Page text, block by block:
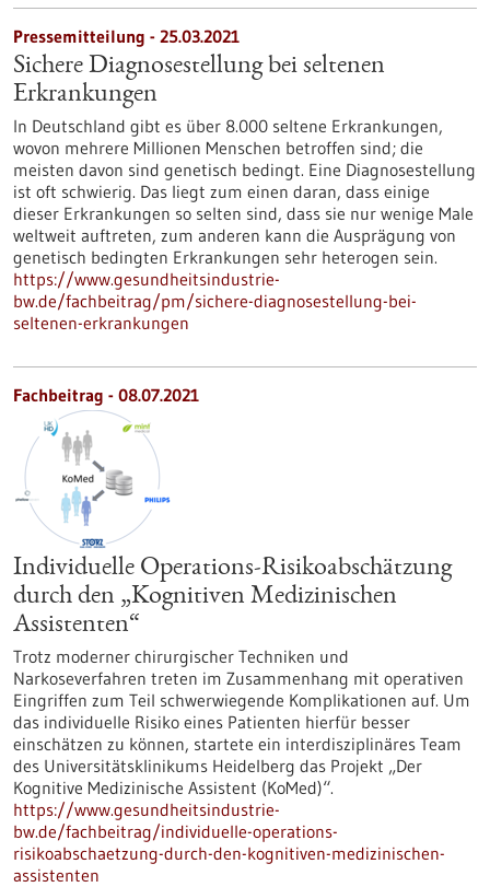
Pressemitteilung - 25.03.2021
Sichere Diagnosestellung bei seltenen
Erkrankungen
In Deutschland gibt es über 8.000 seltene Erkrankungen,
wovon mehrere Millionen Menschen betroffen sind; die
meisten davon sind genetisch bedingt. Eine Diagnosestellung
ist oft schwierig. Das liegt zum einen daran, dass einige
dieser Erkrankungen so selten sind, dass sie nur wenige Male
weltweit auftreten, zum anderen kann die Ausprägung von
genetisch bedingten Erkrankungen sehr heterogen sein.
https://www.gesundheitsindustrie-
bw.de/fachbeitrag/pm/sichere-diagnosestellung-bei-
seltenen-erkrankungen
Fachbeitrag - 08.07.2021
Individuelle Operations-Risikoabschätzung
durch den „Kognitiven Medizinischen
Assistenten“
Trotz moderner chirurgischer Techniken und
Narkoseverfahren treten im Zusammenhang mit operativen
Eingriffen zum Teil schwerwiegende Komplikationen auf. Um
das individuelle Risiko eines Patienten hierfür besser
einschätzen zu können, startete ein interdisziplinäres Team
des Universitätsklinikums Heidelberg das Projekt „Der
Kognitive Medizinische Assistent (KoMed)“.
https://www.gesundheitsindustrie-
bw.de/fachbeitrag/individuelle-operations-
risikoabschaetzung-durch-den-kognitiven-medizinischen-
assistenten